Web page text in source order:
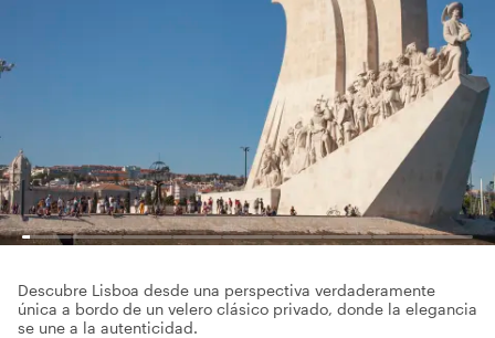
Descubre Lisboa desde una perspectiva verdaderamente
única a bordo de un velero clásico privado, donde la elegancia
se une a la autenticidad.